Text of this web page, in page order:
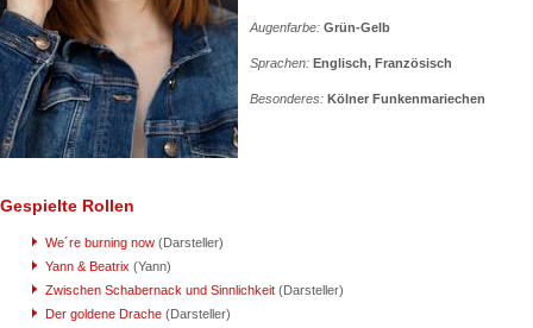
Augenfarbe: Grün-Gelb
Sprachen: Englisch, Französisch
Besonderes: Kölner Funkenmariechen
Gespielte Rollen
We´re burning now (Darsteller)
Yann & Beatrix (Yann)
Zwischen Schabernack und Sinnlichkeit (Darsteller)
Der goldene Drache (Darsteller)